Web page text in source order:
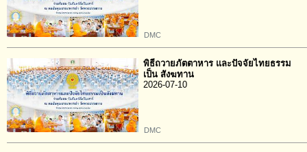
DMC
พิธีถวายภัตตาหาร และปัจจัยไทยธรรม
เป็น สังฆทาน
2026-07-10
DMC